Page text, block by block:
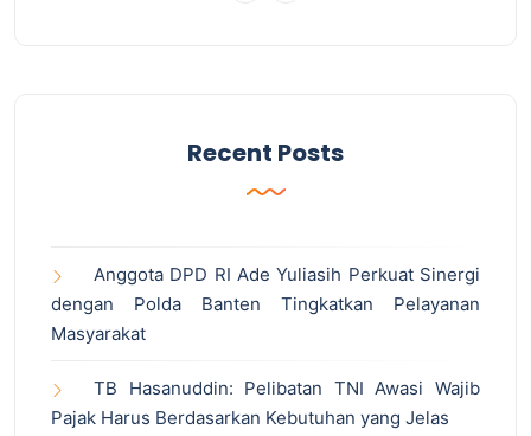
Recent Posts
Anggota DPD RI Ade Yuliasih Perkuat Sinergi
dengan Polda Banten Tingkatkan Pelayanan
Masyarakat
TB Hasanuddin: Pelibatan TNI Awasi Wajib
Pajak Harus Berdasarkan Kebutuhan yang Jelas